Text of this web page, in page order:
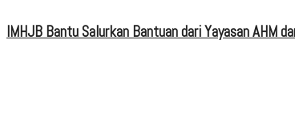
IMHJB Bantu Salurkan Bantuan dari Yayasan AHM